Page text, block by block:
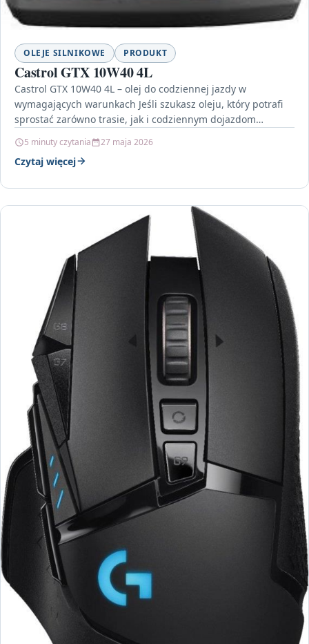
OLEJE SILNIKOWE PRODUKT
Castrol GTX 10W40 4L
Castrol GTX 10W40 4L – olej do codziennej jazdy w
wymagających warunkach Jeśli szukasz oleju, który potrafi
sprostać zarówno trasie, jak i codziennym dojazdom…
5 minuty czytania 27 maja 2026
Czytaj więcej